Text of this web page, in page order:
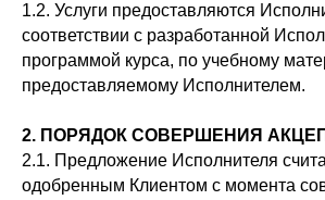
1.2. Услуги предоставляются
соответствии с разработанной
программой курса, по учебному
предоставляемому Исполнителем.
2. ПОРЯДОК СОВЕРШЕНИЯ
2.1. Предложение Исполнителя
одобренным Клиентом с момента